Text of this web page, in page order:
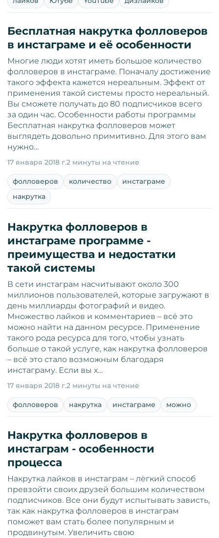
Бесплатная накрутка фолловеров
в инстаграме и её особенности
Многие люди хотят иметь большое количество
фолловеров в инстаграме. Поначалу достижение
такого эффекта кажется нереальным. Эффект от
применения такой системы просто нереальный.
Вы сможете получать до 80 подписчиков всего
за один час. Особенности работы программы
Бесплатная накрутка фолловеров может
выглядеть довольно примитивно. Для этого вам
нужно…
17 января 2018 г.2 минуты на чтение
фолловеров количество
инстаграме
накрутка
Накрутка фолловеров в
инстаграме программе -
преимущества и недостатки
такой системы
В сети инстаграм насчитывают около 300
миллионов пользователей, которые загружают в
день миллиарды фотографий и видео.
Множество лайков и комментариев – всё это
можно найти на данном ресурсе. Применение
такого рода ресурса для того, чтобы узнать
больше о такой услуге, как накрутка фолловеров
– всё это стало возможным благодаря
инстаграму. Если вы х…
17 января 2018 г.2 минуты на чтение
фолловеров накрутка инстаграме можно
Накрутка фолловеров в
инстаграм - особенности
процесса
Накрутка лайков в инстаграм – лёгкий способ
превзойти своих друзей большим количеством
подписчиков. Все они будут испытывать зависть,
так как накрутка фолловеров в инстаграм
поможет вам стать более популярным и
продвинутым. Увеличить свою